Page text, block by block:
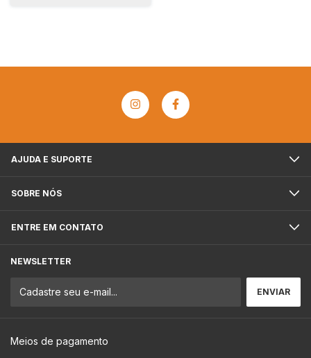
AJUDA E SUPORTE
SOBRE NÓS
ENTRE EM CONTATO
NEWSLETTER
Meios de pagamento